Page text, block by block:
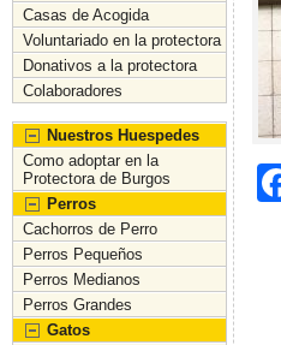
Casas de Acogida
Voluntariado en la protectora
Donativos a la protectora
Colaboradores
Nuestros Huespedes
Como adoptar en la
Protectora de Burgos
Perros
Cachorros de Perro
Perros Pequeños
Perros Medianos
Perros Grandes
Gatos